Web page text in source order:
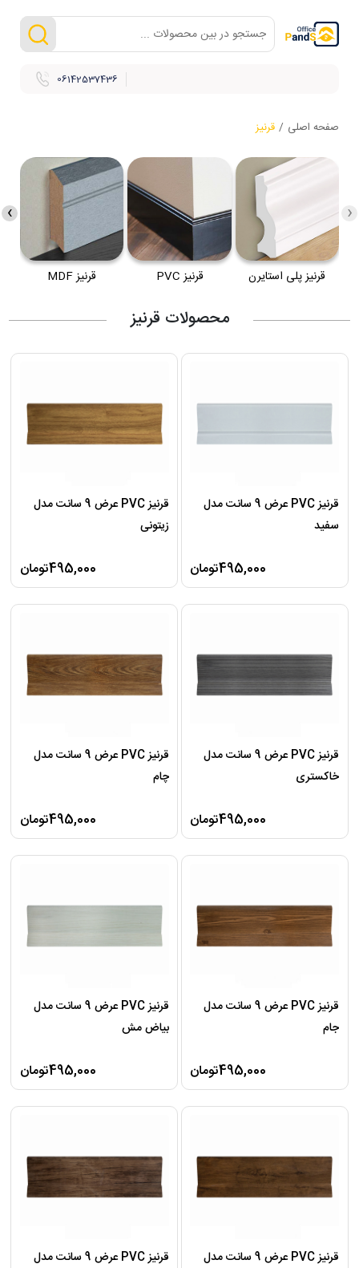
06142537436
صفحه اصلی / قرنیز
قرنیز پلی استایرن قرنیز PVC قرنیز MDF
‹
›
محصولات قرنیز
قرنیز PVC عرض 9 سانت مدل
سفید
495,000تومان
قرنیز PVC عرض 9 سانت مدل
زیتونی
495,000تومان
قرنیز PVC عرض 9 سانت مدل
خاکستری
495,000تومان
قرنیز PVC عرض 9 سانت مدل
چام
495,000تومان
قرنیز PVC عرض 9 سانت مدل
جام
495,000تومان
قرنیز PVC عرض 9 سانت مدل
بیاض مش
495,000تومان
قرنیز PVC عرض 9 سانت مدل
قرنیز PVC عرض 9 سانت مدل